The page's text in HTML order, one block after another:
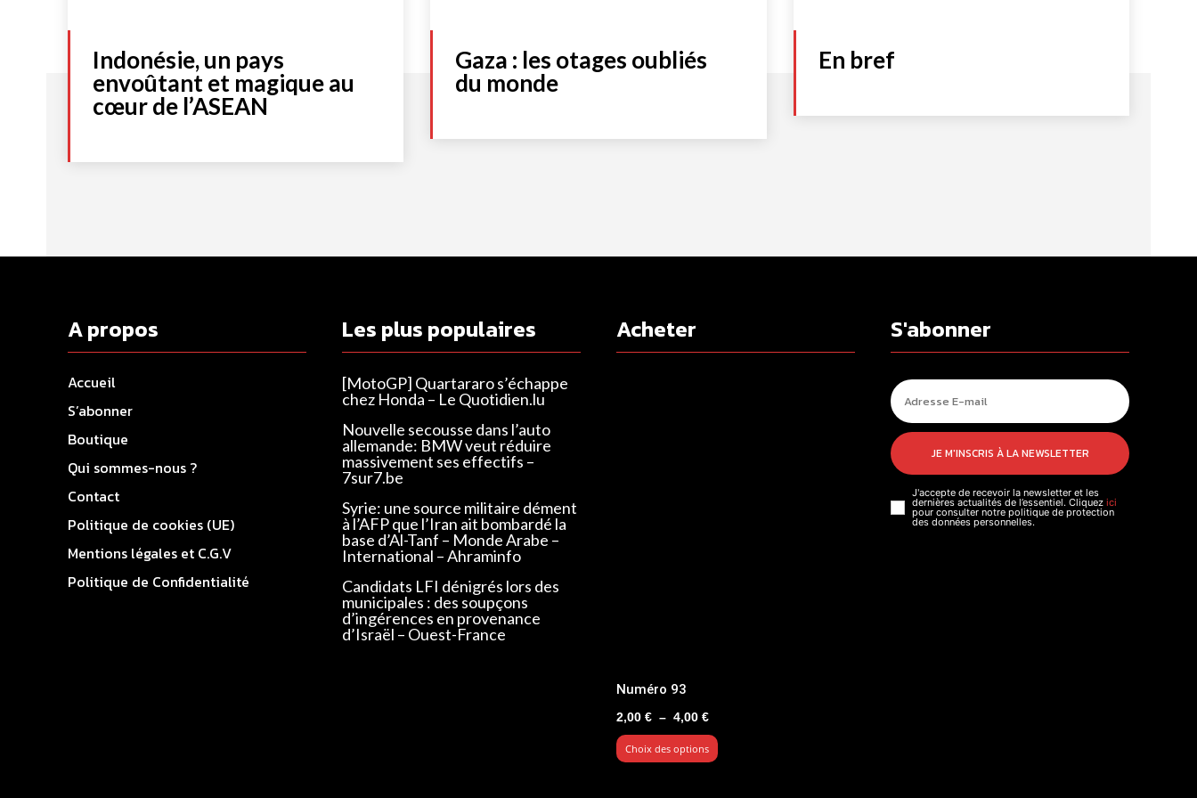
Indonésie, un pays
envoûtant et magique au
cœur de l’ASEAN
Gaza : les otages oubliés
du monde
En bref
A propos
Accueil
S’abonner
Boutique
Qui sommes-nous ?
Contact
Politique de cookies (UE)
Mentions légales et C.G.V
Politique de Confidentialité
Les plus populaires
[MotoGP] Quartararo s’échappe
chez Honda – Le Quotidien.lu
Nouvelle secousse dans l’auto
allemande: BMW veut réduire
massivement ses effectifs –
7sur7.be
Syrie: une source militaire dément
à l’AFP que l’Iran ait bombardé la
base d’Al-Tanf – Monde Arabe –
International – Ahraminfo
Candidats LFI dénigrés lors des
municipales : des soupçons
d’ingérences en provenance
d’Israël – Ouest-France
Acheter
Numéro 93
2,00 € – 4,00 €Plage
de
prix :
Choix des options
S'abonner
JE M'INSCRIS À LA NEWSLETTER
J'accepte de recevoir la newsletter et les
dernières actualités de l’essentiel. Cliquez ici
pour consulter notre politique de protection
des données personnelles.